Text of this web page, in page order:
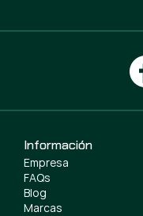
Información
Empresa
FAQs
Blog
Marcas